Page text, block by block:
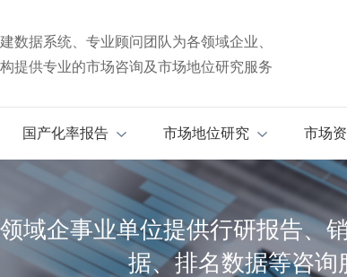
数据系统、专业顾问团队为各领域企业、
提供专业的市场咨询及市场地位研究服务
国产化率报告 市场地位研究 市场
域企事业单位提供行研报告、
据、排名数据等咨询